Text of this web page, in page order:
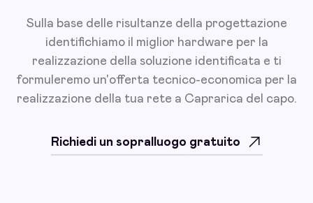
Sulla base delle risultanze della progettazione
identifichiamo il miglior hardware per la
realizzazione della soluzione identificata e ti
formuleremo un'offerta tecnico-economica per la
realizzazione della tua rete a Caprarica del capo.
Richiedi un sopralluogo gratuito